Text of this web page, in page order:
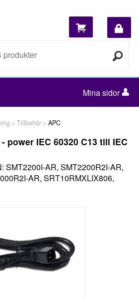
Mina sidor
Tillbehör APC
power IEC 60320 C13 till IEC
SMT2200I-AR, SMT2200R2I-AR,
AR, SRT10RMXLIX806,